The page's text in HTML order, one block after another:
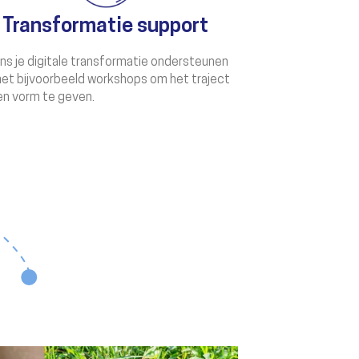
Transformatie support
je digitale transformatie ondersteunen
bijvoorbeeld workshops om het traject
vorm te geven.